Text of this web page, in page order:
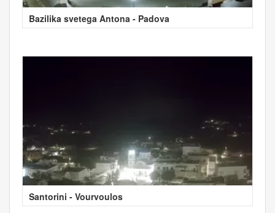
Bazilika svetega Antona - Padova
Santorini - Vourvoulos